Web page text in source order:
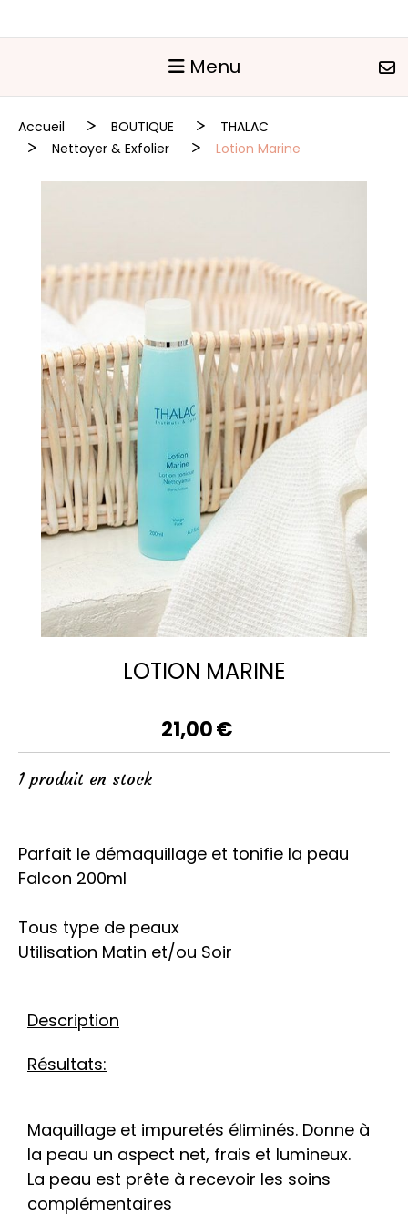
Menu
Accueil BOUTIQUE
THALAC
Nettoyer & Exfolier
Lotion Marine
LOTION MARINE
21,00€
1 produit en stock
Parfait le démaquillage et tonifie la peau
Falcon 200ml
Tous type de peaux
Utilisation Matin et/ou Soir
Description
Résultats:
Maquillage et impuretés éliminés. Donne à
la peau un aspect net, frais et lumineux.
La peau est prête à recevoir les soins
complémentaires